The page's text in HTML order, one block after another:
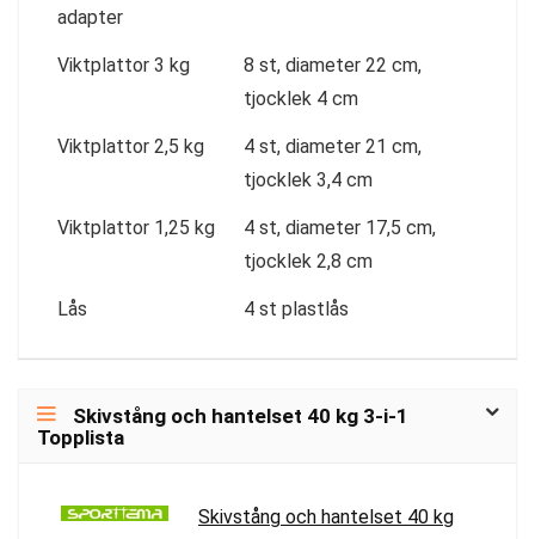
adapter
Viktplattor 3 kg
8 st, diameter 22 cm,
tjocklek 4 cm
Viktplattor 2,5 kg
4 st, diameter 21 cm,
tjocklek 3,4 cm
Viktplattor 1,25 kg
4 st, diameter 17,5 cm,
tjocklek 2,8 cm
Lås 4 st plastlås
Skivstång och hantelset 40 kg 3-i-1
Topplista
Skivstång och hantelset 40 kg